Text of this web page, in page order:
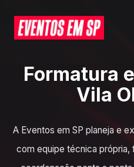
Formatura
Vila
A Eventos em SP planeja e
com equipe técnica